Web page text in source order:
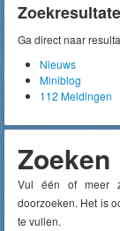
Ga direct naar
Nieuws
Miniblog
112 Meldingen
Zoeken
Vul één of meer
doorzoeken. Het is
te vullen.